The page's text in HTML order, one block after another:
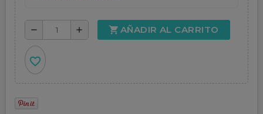
remove add shopping_cart AÑADIR AL CARRITO
favorite_border